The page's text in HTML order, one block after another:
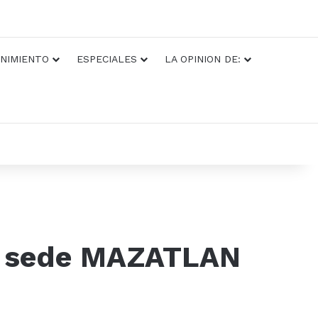
ESPECIALES LA OPINION DE:
MAZATLAN